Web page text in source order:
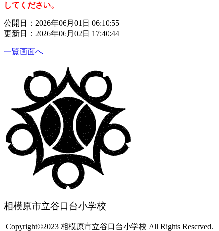
してください。
公開日：2026年06月01日 06:10:55
更新日：2026年06月02日 17:40:44
一覧画面へ
相模原市立谷口台小学校
Copyright©2023 相模原市立谷口台小学校 All Rights Reserved.